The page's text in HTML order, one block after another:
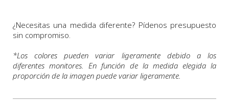
¿Necesitas una medida diferente? Pídenos presupuesto
sin compromiso.
*Los colores pueden variar ligeramente debido a los
diferentes monitores. En función de la medida elegida la
proporción de la imagen puede variar ligeramente.